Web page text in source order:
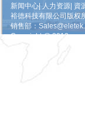
新闻中心|人力资源 資
裕德科技有限公司版权
销售部：
Copyright @ 2012